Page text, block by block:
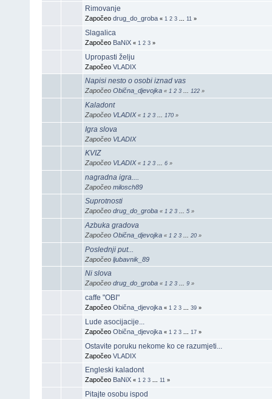
Rimovanje
Započeo drug_do_groba « 1 2 3 11 »
Slagalica
Započeo BaNiX « 1 2 3 »
Upropasti želju
Započeo VLADIX
Napisi nesto o osobi iznad vas
Započeo Obična_djevojka « 1 2 3 122 »
Kaladont
Započeo VLADIX « 1 2 3 170 »
Igra slova
Započeo VLADIX
KVIZ
Započeo VLADIX « 1 2 3 6 »
nagradna igra....
Započeo milosch89
Suprotnosti
Započeo drug_do_groba « 1 2 3 5 »
Azbuka gradova
Započeo Obična_djevojka « 1 2 3 20 »
Poslednji put...
Započeo ljubavnik_89
Ni slova
Započeo drug_do_groba « 1 2 3 9 »
caffe "OBI"
Započeo Obična_djevojka « 1 2 3 39 »
Lude asocijacije...
Započeo Obična_djevojka « 1 2 3 17 »
Ostavite poruku nekome ko ce razumjeti...
Započeo VLADIX
Engleski kaladont
Započeo BaNiX « 1 2 3 11 »
Pitajte osobu ispod